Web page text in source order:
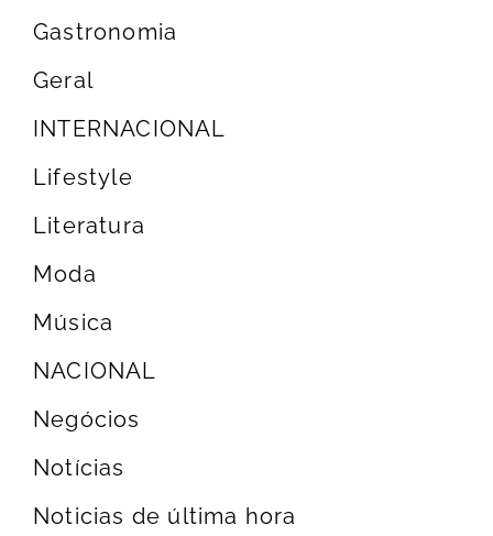
Gastronomia
Geral
INTERNACIONAL
Lifestyle
Literatura
Moda
Música
NACIONAL
Negócios
Notícias
Noticias de última hora